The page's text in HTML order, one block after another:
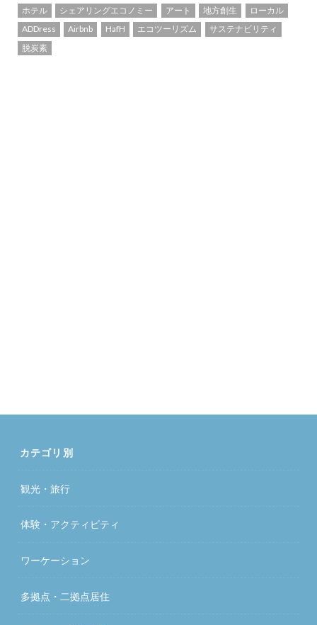
ホテル シェアリングエコノミー アート 地方創生
ローカル
ADDress
Airbnb HafH エコツーリズム
サステナビリティ
脱炭素
カテゴリ別
観光・旅行
体験・アクティビティ
ワーケーション
多拠点・二拠点居住